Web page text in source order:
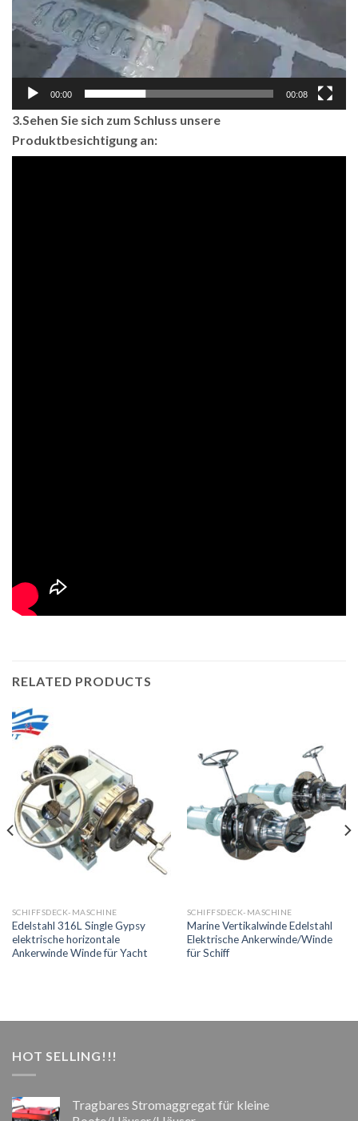
00:00 00:08
3.Sehen Sie sich zum Schluss unsere
Produktbesichtigung an:
RELATED PRODUCTS
SCHIFFSDECK-MASCHINE
Edelstahl 316L Single Gypsy
elektrische horizontale
Ankerwinde Winde für Yacht
SCHIFFSDECK-MASCHINE
Marine Vertikalwinde Edelstahl
Elektrische Ankerwinde/Winde
für Schiff
HOT SELLING!!!
Tragbares Stromaggregat für kleine